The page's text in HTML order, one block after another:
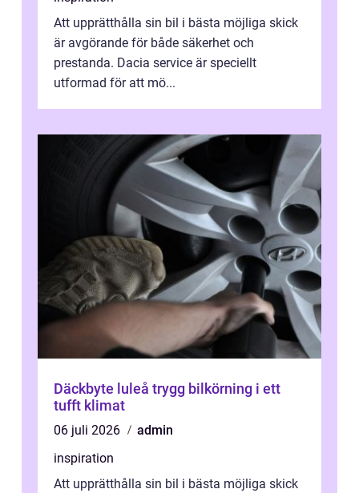
Att upprätthålla sin bil i bästa möjliga skick
är avgörande för både säkerhet och
prestanda. Dacia service är speciellt
utformad för att mö...
Däckbyte luleå trygg bilkörning i ett
tufft klimat
06 juli 2026
admin
inspiration
Att upprätthålla sin bil i bästa möjliga skick